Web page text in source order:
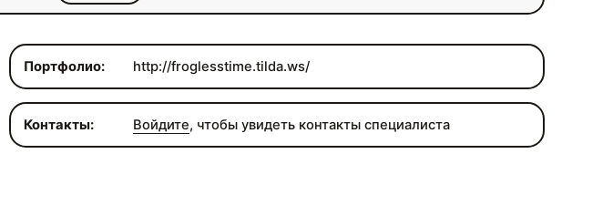
Портфолио: http://froglesstime.tilda.ws/
Контакты: Войдите, чтобы увидеть контакты специалиста